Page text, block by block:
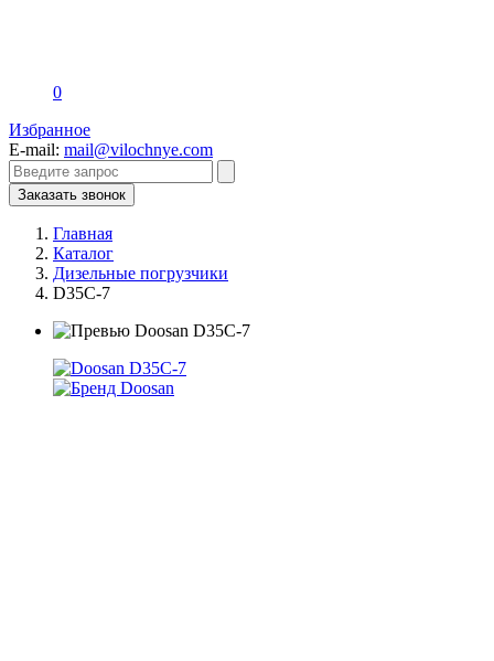
0
Избранное
E-mail: mail@vilochnye.com
Заказать звонок
Главная
Каталог
Дизельные погрузчики
D35C-7